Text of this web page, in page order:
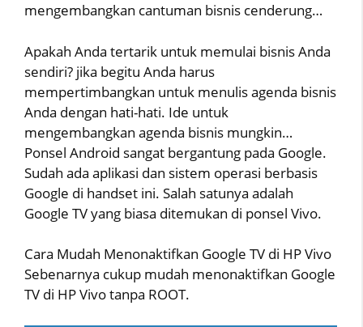
mengembangkan cantuman bisnis cenderung…
Apakah Anda tertarik untuk memulai bisnis Anda
sendiri? jika begitu Anda harus
mempertimbangkan untuk menulis agenda bisnis
Anda dengan hati-hati. Ide untuk
mengembangkan agenda bisnis mungkin…
Ponsel Android sangat bergantung pada Google.
Sudah ada aplikasi dan sistem operasi berbasis
Google di handset ini. Salah satunya adalah
Google TV yang biasa ditemukan di ponsel Vivo.
Cara Mudah Menonaktifkan Google TV di HP Vivo
Sebenarnya cukup mudah menonaktifkan Google
TV di HP Vivo tanpa ROOT.